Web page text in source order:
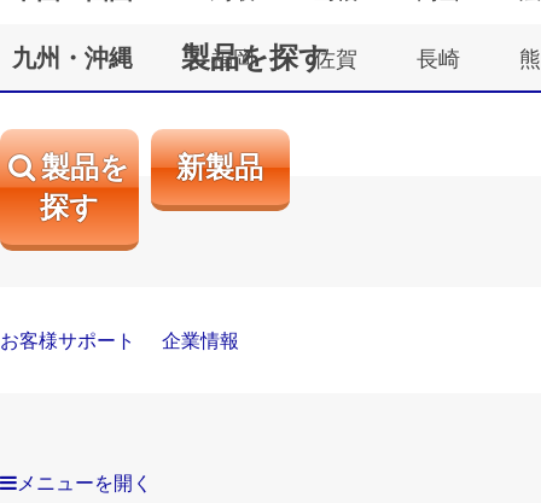
九州・沖縄 福岡 佐賀 長崎
製品を探す
製品を
探す
新製品
お客様サポート 企業情報
メニューを開く